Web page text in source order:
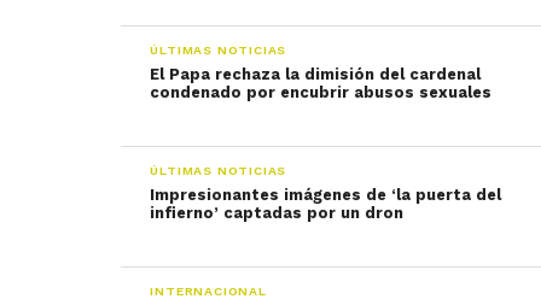
ÚLTIMAS NOTICIAS
El Papa rechaza la dimisión del cardenal
condenado por encubrir abusos sexuales
ÚLTIMAS NOTICIAS
Impresionantes imágenes de ‘la puerta del
infierno’ captadas por un dron
INTERNACIONAL